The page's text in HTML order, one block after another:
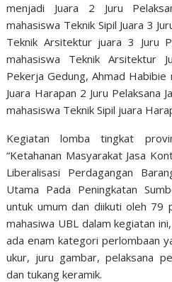
menjadi Juara 2 Juru
mahasiswa Teknik Sipil Juara 3
Teknik Arsitektur juara 3 Juru
mahasiswa Teknik Arsitektur
Pekerja Gedung, Ahmad
Juara Harapan 2 Juru Pelaksana
mahasiswa Teknik Sipil juara
Kegiatan lomba tingkat
“Ketahanan Masyarakat Jasa
Liberalisasi Perdagangan
Utama Pada Peningkatan
untuk umum dan diikuti oleh 79
mahasiwa UBL dalam kegiatan
ada enam kategori perlombaan
ukur, juru gambar, pelaksana
dan tukang keramik.